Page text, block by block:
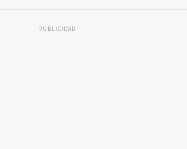
PUBLICIDAD